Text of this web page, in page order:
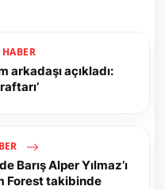
arkadaşı açıkladı:
Barış Alper Yılmaz’ı
Forest takibinde